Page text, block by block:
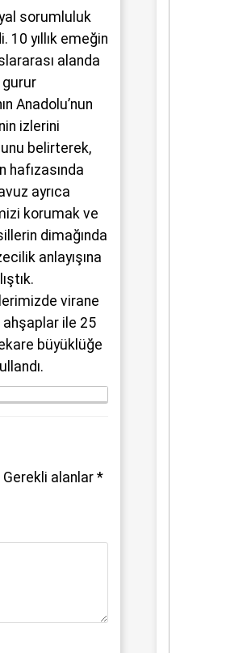
sorumluluk
yıllık emeğin
alanda
gurur
Anadolu’nun
izlerini
belirterek,
hafızasında
ayrıca
korumak ve
dimağında
anlayışına
virane
ahşaplar ile 25
büyüklüğe
Gerekli alanlar *